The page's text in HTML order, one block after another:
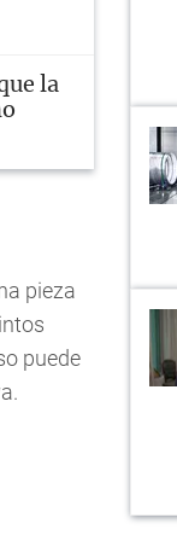
la
pieza
puede